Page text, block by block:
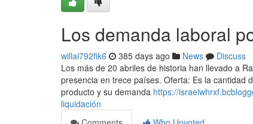
Los demanda laboral
willai792fik6 385 days ago News
Discuss
Los más de 20 abriles de historia han llevado a
presencia en trece países. Oferta: Es la cantidad
producto y su demanda https://
liquidación